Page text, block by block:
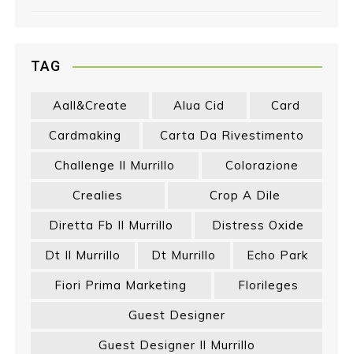
TAG
Aall&create Alua Cid
Card
Cardmaking
Carta Da Rivestimento
Challenge Il Murrillo
Colorazione
Crealies
Crop A Dile
Diretta Fb Il Murrillo
Distress Oxide
Dt Il Murrillo
Dt Murrillo
Echo Park
Fiori Prima Marketing
Florileges
Guest Designer
Guest Designer Il Murrillo